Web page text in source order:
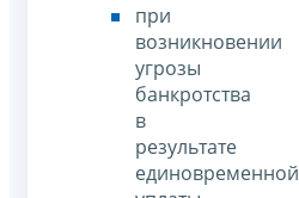
при
возникновении
угрозы
банкротства
в
результате
единовременной